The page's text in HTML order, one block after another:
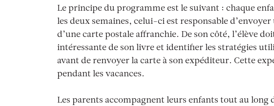
Le principe du programme est le suivant : chaque
les deux semaines, celui-ci est responsable
d’une carte postale affranchie. De son côté, l’élève
intéressante de son livre et identifier les stratégies
avant de renvoyer la carte à son expéditeur. Cette
pendant les vacances.
Les parents accompagnent leurs enfants tout au long